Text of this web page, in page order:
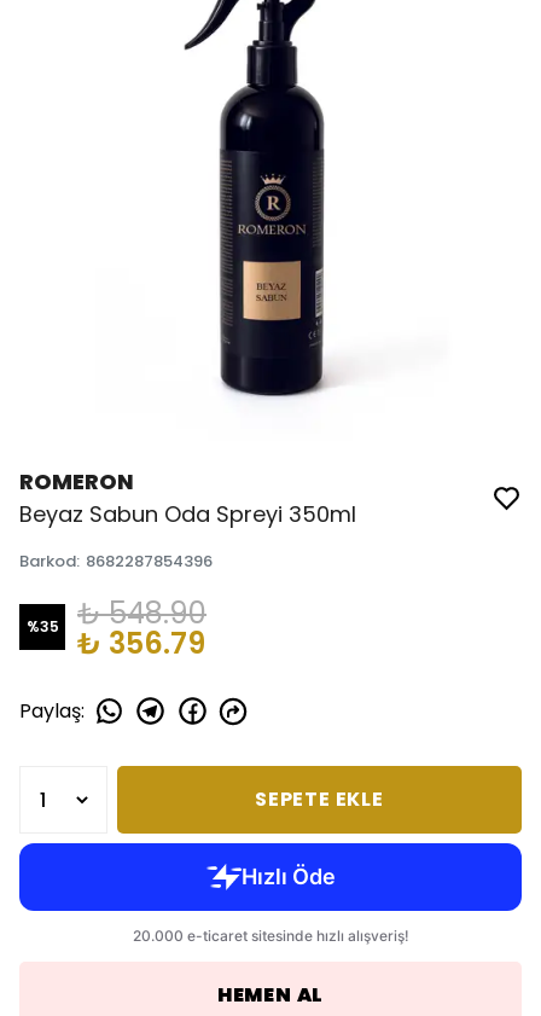
ROMERON
Beyaz Sabun Oda Spreyi 350ml
Barkod: 8682287854396
%35 ₺ 548.90
₺ 356.79
Paylaş:
SEPETE EKLE
HEMEN AL